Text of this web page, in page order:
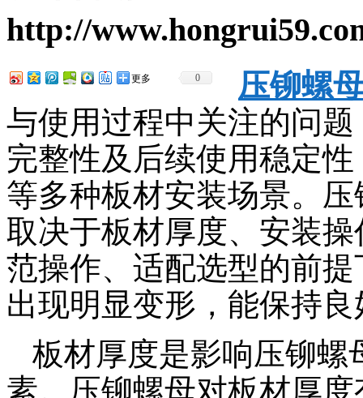
http://
更多 0
压铆螺
与使用过程中关注的问
完整性及后续使用稳定
等多种板材安装场景。
取决于板材厚度、安装
范操作、适配选型的前
出现明显变形，能保持
板材厚度是影响压铆螺
素。压铆螺母对板材厚